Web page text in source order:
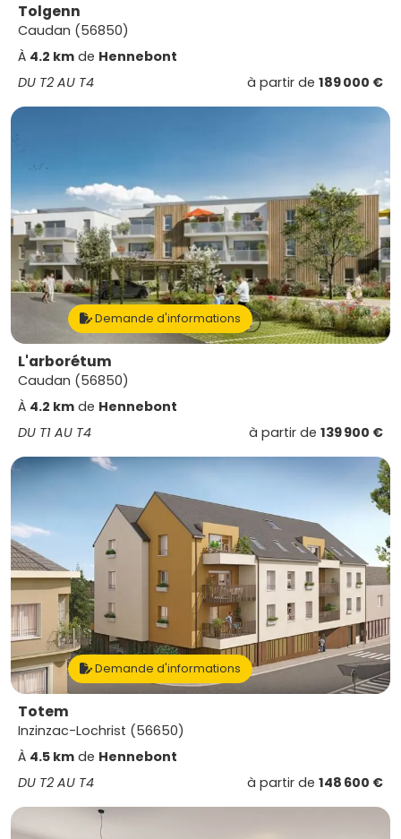
Tolgenn
Caudan (56850)
À 4.2 km de Hennebont
DU T2 AU T4
à partir de 189 000 €
Demande d'informations
L'arborétum
Caudan (56850)
À 4.2 km de Hennebont
DU T1 AU T4
à partir de 139 900 €
Demande d'informations
Totem
Inzinzac-Lochrist (56650)
À 4.5 km de Hennebont
DU T2 AU T4
à partir de 148 600 €